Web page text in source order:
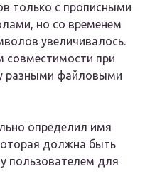
только с прописными
но со временем
увеличивалось.
совместимости при
разными файловыми
определил имя
должна быть
пользователем для